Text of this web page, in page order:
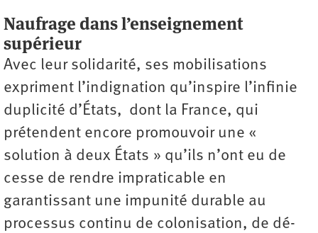
Naufrage dans l’enseignement
supérieur
Avec leur solidarité, ses mobilisations
expriment l’indignation qu’inspire l’infinie
duplicité d’États, dont la France, qui
prétendent encore promouvoir une «
solution à deux États » qu’ils n’ont eu de
cesse de rendre impraticable en
garantissant une impunité durable au
processus continu de colonisation, de dé-